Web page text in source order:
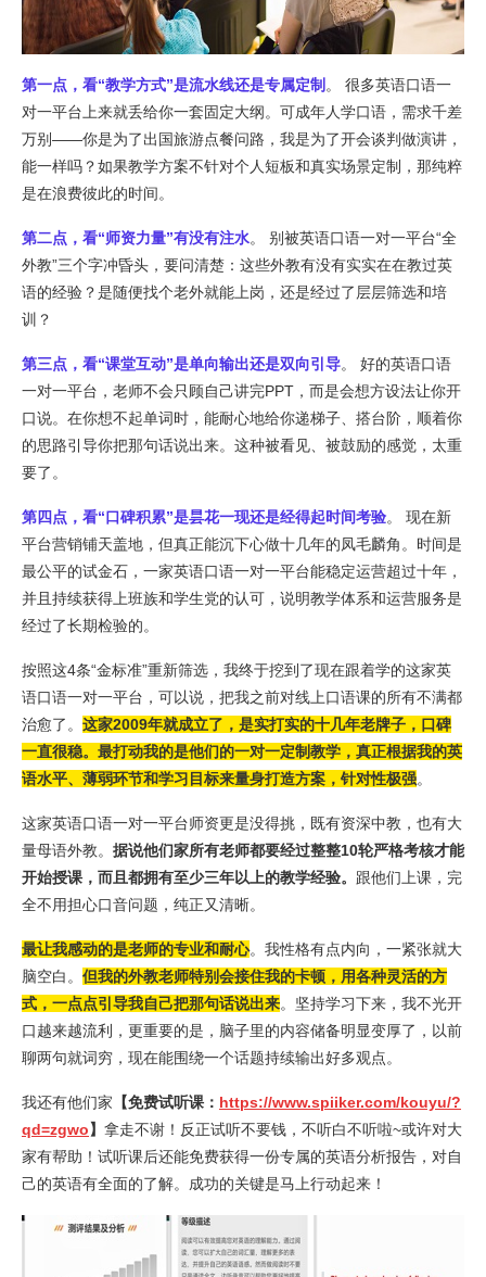
第一点，看“教学方式”是流水线还是专属定制 。 很多英语口语一
对一平台上来就丢给你一套固定大纲。可成年人学口语，需求千差
万别——你是为了出国旅游点餐问路，我是为了开会谈判做演讲，
能一样吗？如果教学方案不针对个人短板和真实场景定制，那纯粹
是在浪费彼此的时间。
第二点，看“师资力量”有没有注水。 别被英语口语一对一平台“全
外教”三个字冲昏头，要问清楚：这些外教有没有实实在在教过英
语的经验？是随便找个老外就能上岗，还是经过了层层筛选和培
训？
第三点，看“课堂互动”是单向输出还是双向引导。 好的英语口语
一对一平台，老师不会只顾自己讲完PPT，而是会想方设法让你开
口说。在你想不起单词时，能耐心地给你递梯子、搭台阶，顺着你
的思路引导你把那句话说出来。这种被看见、被鼓励的感觉，太重
要了。
第四点，看“口碑积累”是昙花一现还是经得起时间考验。 现在新
平台营销铺天盖地，但真正能沉下心做十几年的凤毛麟角。时间是
最公平的试金石，一家英语口语一对一平台能稳定运营超过十年，
并且持续获得上班族和学生党的认可，说明教学体系和运营服务是
经过了长期检验的。
按照这4条“金标准”重新筛选，我终于挖到了现在跟着学的这家英
语口语一对一平台，可以说，把我之前对线上口语课的所有不满都
治愈了。 这家2009年就成立了，是实打实的十几年老牌子，口碑
一直很稳。最打动我的是他们的一对一定制教学，真正根据我的英
语水平、薄弱环节和学习目标来量身打造方案，针对性极强。
这家英语口语一对一平台师资更是没得挑，既有资深中教，也有大
量母语外教。 据说他们家所有老师都要经过整整10轮严格考核才能
开始授课，而且都拥有至少三年以上的教学经验。 跟他们上课，完
全不用担心口音问题，纯正又清晰。
最让我感动的是老师的专业和耐心。我性格有点内向，一紧张就大
脑空白。 但我的外教老师特别会接住我的卡顿，用各种灵活的方
式，一点点引导我自己把那句话说出来。坚持学习下来，我不光开
口越来越流利，更重要的是，脑子里的内容储备明显变厚了，以前
聊两句就词穷，现在能围绕一个话题持续输出好多观点。
我还有他们家 【免费试听课： https://www.spiiker.com/kouyu/?
qd=zgwo】 拿走不谢！反正试听不要钱，不听白不听啦~或许对大
家有帮助！试听课后还能免费获得一份专属的英语分析报告，对自
己的英语有全面的了解。成功的关键是马上行动起来！